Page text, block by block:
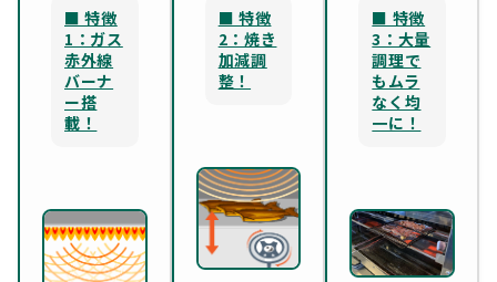
■ 特徴
1：ガス
赤外線
バーナ
ー搭
載！
■ 特徴
2：焼き
加減調
整！
■ 特徴
3：大量
調理で
もムラ
なく均
一に！